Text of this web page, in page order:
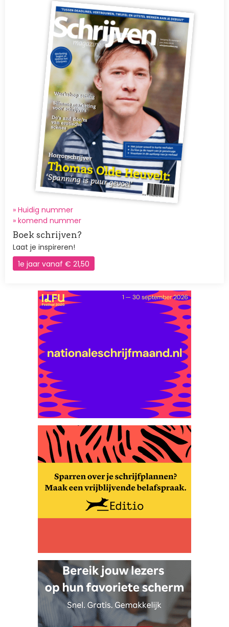
» Huidig nummer
» komend nummer
Boek schrijven?
Laat je inspireren!
1e jaar vanaf € 21,50